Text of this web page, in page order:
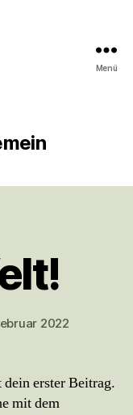
Menü
2022
erster Beitrag.
mit dem